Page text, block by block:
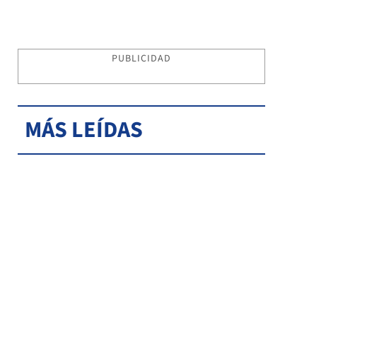
PUBLICIDAD
MÁS LEÍDAS